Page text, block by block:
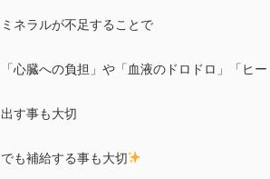
ミネラルが不足することで
「心臓への負担」や「血液のドロドロ」「ヒ
出す事も大切
でも補給する事も大切